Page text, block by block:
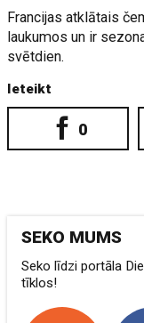
Francijas atklātais
laukumos un ir
svētdien.
Ieteikt
0
SEKO MUMS
Seko līdzi portāla
tīklos!